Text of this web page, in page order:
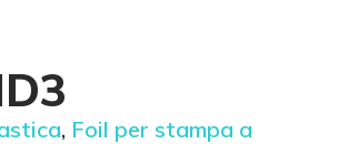
, Foil per stampa a